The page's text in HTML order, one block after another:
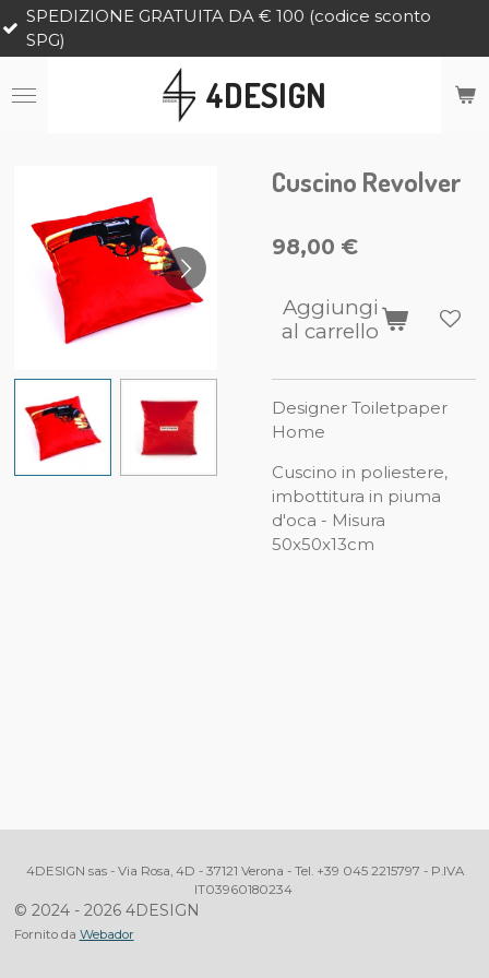
Vai
principale
4DESIGN
GRATUITA DA € 100 (codice sconto
Cuscino Revolver
98,00 €
Aggiungi
al carrello
Designer Toiletpaper
Home
Cuscino in poliestere,
imbottitura in piuma
d'oca - Misura
50x50x13cm
4DESIGN sas - Via Rosa, 4D - 37121 Verona - Tel. +39 045 2215797 - P.IVA
IT03960180234
© 2024 - 2026 4DESIGN
Fornito da Webador